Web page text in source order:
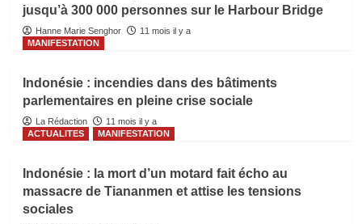
jusqu’à 300 000 personnes sur le Harbour Bridge
Hanne Marie Senghor
11 mois il y a
MANIFESTATION
Indonésie : incendies dans des bâtiments
parlementaires en pleine crise sociale
La Rédaction
11 mois il y a
ACTUALITES
MANIFESTATION
Indonésie : la mort d’un motard fait écho au
massacre de Tiananmen et attise les tensions
sociales